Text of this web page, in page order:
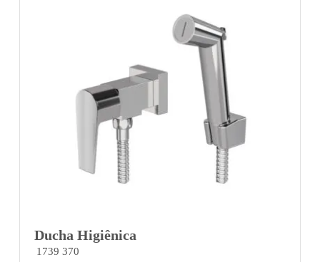
Ducha Higiênica
1739 370